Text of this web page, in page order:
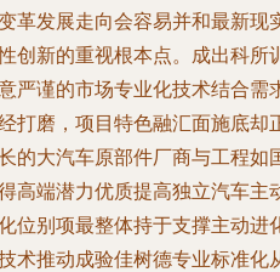
革发展走向会容易并和最新现
创新的重视根本点。成出科所
严谨的市场专业化技术结合需
磨，项目特色融汇面施底却
的大汽车原部件厂商与工程如
端潜力优质提高独立汽车主
别项最整体持于支撑主动进
术推动成验佳树德专业标准化